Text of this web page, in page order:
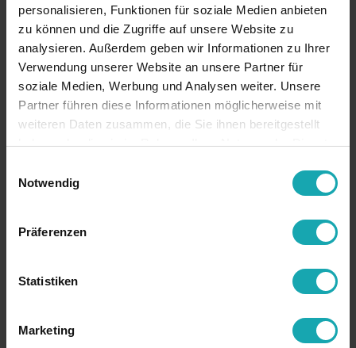
personalisieren, Funktionen für soziale Medien anbieten
zu können und die Zugriffe auf unsere Website zu
analysieren. Außerdem geben wir Informationen zu Ihrer
Verwendung unserer Website an unsere Partner für
soziale Medien, Werbung und Analysen weiter. Unsere
Partner führen diese Informationen möglicherweise mit
weiteren Daten zusammen, die Sie ihnen bereitgestellt
haben oder die sie im Rahmen Ihrer Nutzung der Dienste
Notwendig
Präferenzen
Statistiken
Marketing
Sur demande
Demander
échantillons
Demander prix
RoHS